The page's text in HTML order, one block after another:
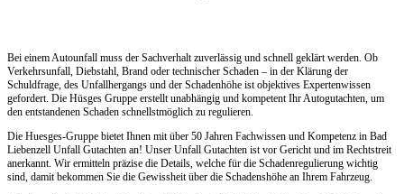
Bei einem Autounfall muss der Sachverhalt zuverlässig und schnell geklärt werden. Ob
Verkehrsunfall, Diebstahl, Brand oder technischer Schaden – in der Klärung der
Schuldfrage, des Unfallhergangs und der Schadenhöhe ist objektives Expertenwissen
gefordert. Die Hüsges Gruppe erstellt unabhängig und kompetent Ihr Autogutachten, um
den entstandenen Schaden schnellstmöglich zu regulieren.
Die Huesges-Gruppe bietet Ihnen mit über 50 Jahren Fachwissen und Kompetenz in Bad
Liebenzell Unfall Gutachten an! Unser Unfall Gutachten ist vor Gericht und im Rechtstreit
anerkannt. Wir ermitteln präzise die Details, welche für die Schadenregulierung wichtig
sind, damit bekommen Sie die Gewissheit über die Schadenshöhe an Ihrem Fahrzeug.